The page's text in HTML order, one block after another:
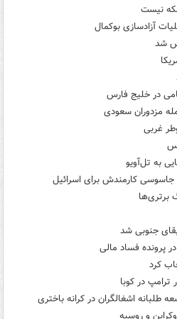
نیست
آزادسازی بوکمال
شد
در خلیج فارس
به تل‌آویو
جاسوسی کارمندش برای اسرائیل
برتری‌ها
جنوبی شد
پرونده فساد مالی
کرد
ترامپ در کوبا
طلبانه اشغالگران در کرانه باختری
و روسیه